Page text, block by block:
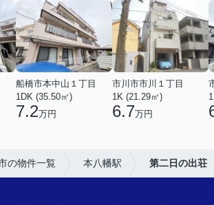
船橋市本中山１丁目
1DK (35.50㎡)
7.2万円
市川市市川１丁目
1K (21.29㎡)
6.7万円
の物件一覧 本八幡駅 第二日の出荘